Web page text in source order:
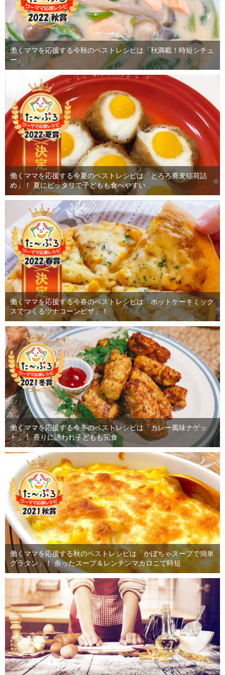
働くママを応援する今秋のベストレシピは「秋満載！時短シチュ
ー」
働くママを応援する今夏のベストレシピは「とろろ蕎麦稲荷詰
め」！ 夏にピッタリで子どもも食べやすい
働くママを応援する今春のベストレシピは「ホットケーキミック
スでつくるツナコーンピザ」！
働くママを応援する今冬のベストレシピは「カレー風味ナゲッ
ト」！ 香りに誘われ子どもも完食
働くママを応援する秋のベストレシピは「かぼちゃスープで簡単
グラタン」！ 余ったスープ＆レンチンマカロニで時短